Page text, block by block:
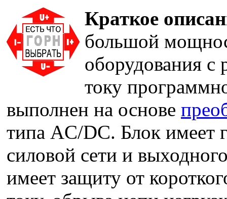
Краткое
большой
оборудования с
току
выполнен на основе
типа AC/DC. Блок имеет
силовой сети и
имеет защиту от